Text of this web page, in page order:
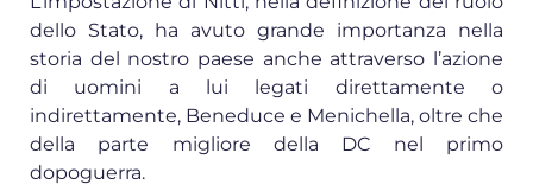
dello Stato, ha avuto grande importanza nella
storia del nostro paese anche attraverso l’azione
di uomini a lui legati direttamente o
indirettamente, Beneduce e Menichella, oltre che
della parte migliore della DC nel primo
dopoguerra.